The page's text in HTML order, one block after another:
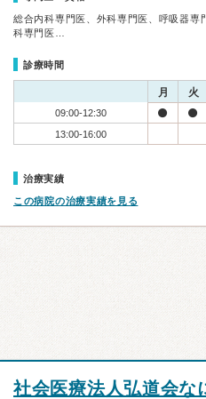
総合内科専門医、外科専門医、呼吸器専
科専門医…
診療時間
月 火
09:00-12:30
13:00-16:00
治療実績
この病院の治療実績を見る
社会医療法人弘道会な